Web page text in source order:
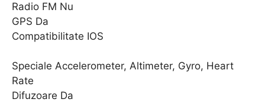
Radio FM Nu
GPS Da
Compatibilitate IOS
Speciale Accelerometer, Altimeter, Gyro, Heart
Rate
Difuzoare Da